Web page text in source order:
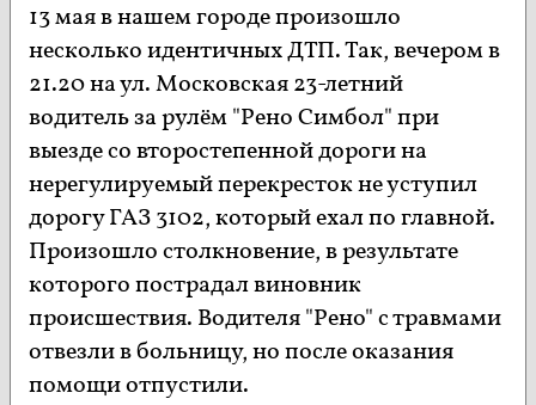
13 мая в нашем городе произошло
несколько идентичных ДТП. Так, вечером в
21.20 на ул. Московская 23-летний
водитель за рулём "Рено Симбол" при
выезде со второстепенной дороги на
нерегулируемый перекресток не уступил
дорогу ГАЗ 3102, который ехал по главной.
Произошло столкновение, в результате
которого пострадал виновник
происшествия. Водителя "Рено" с травмами
отвезли в больницу, но после оказания
помощи отпустили.